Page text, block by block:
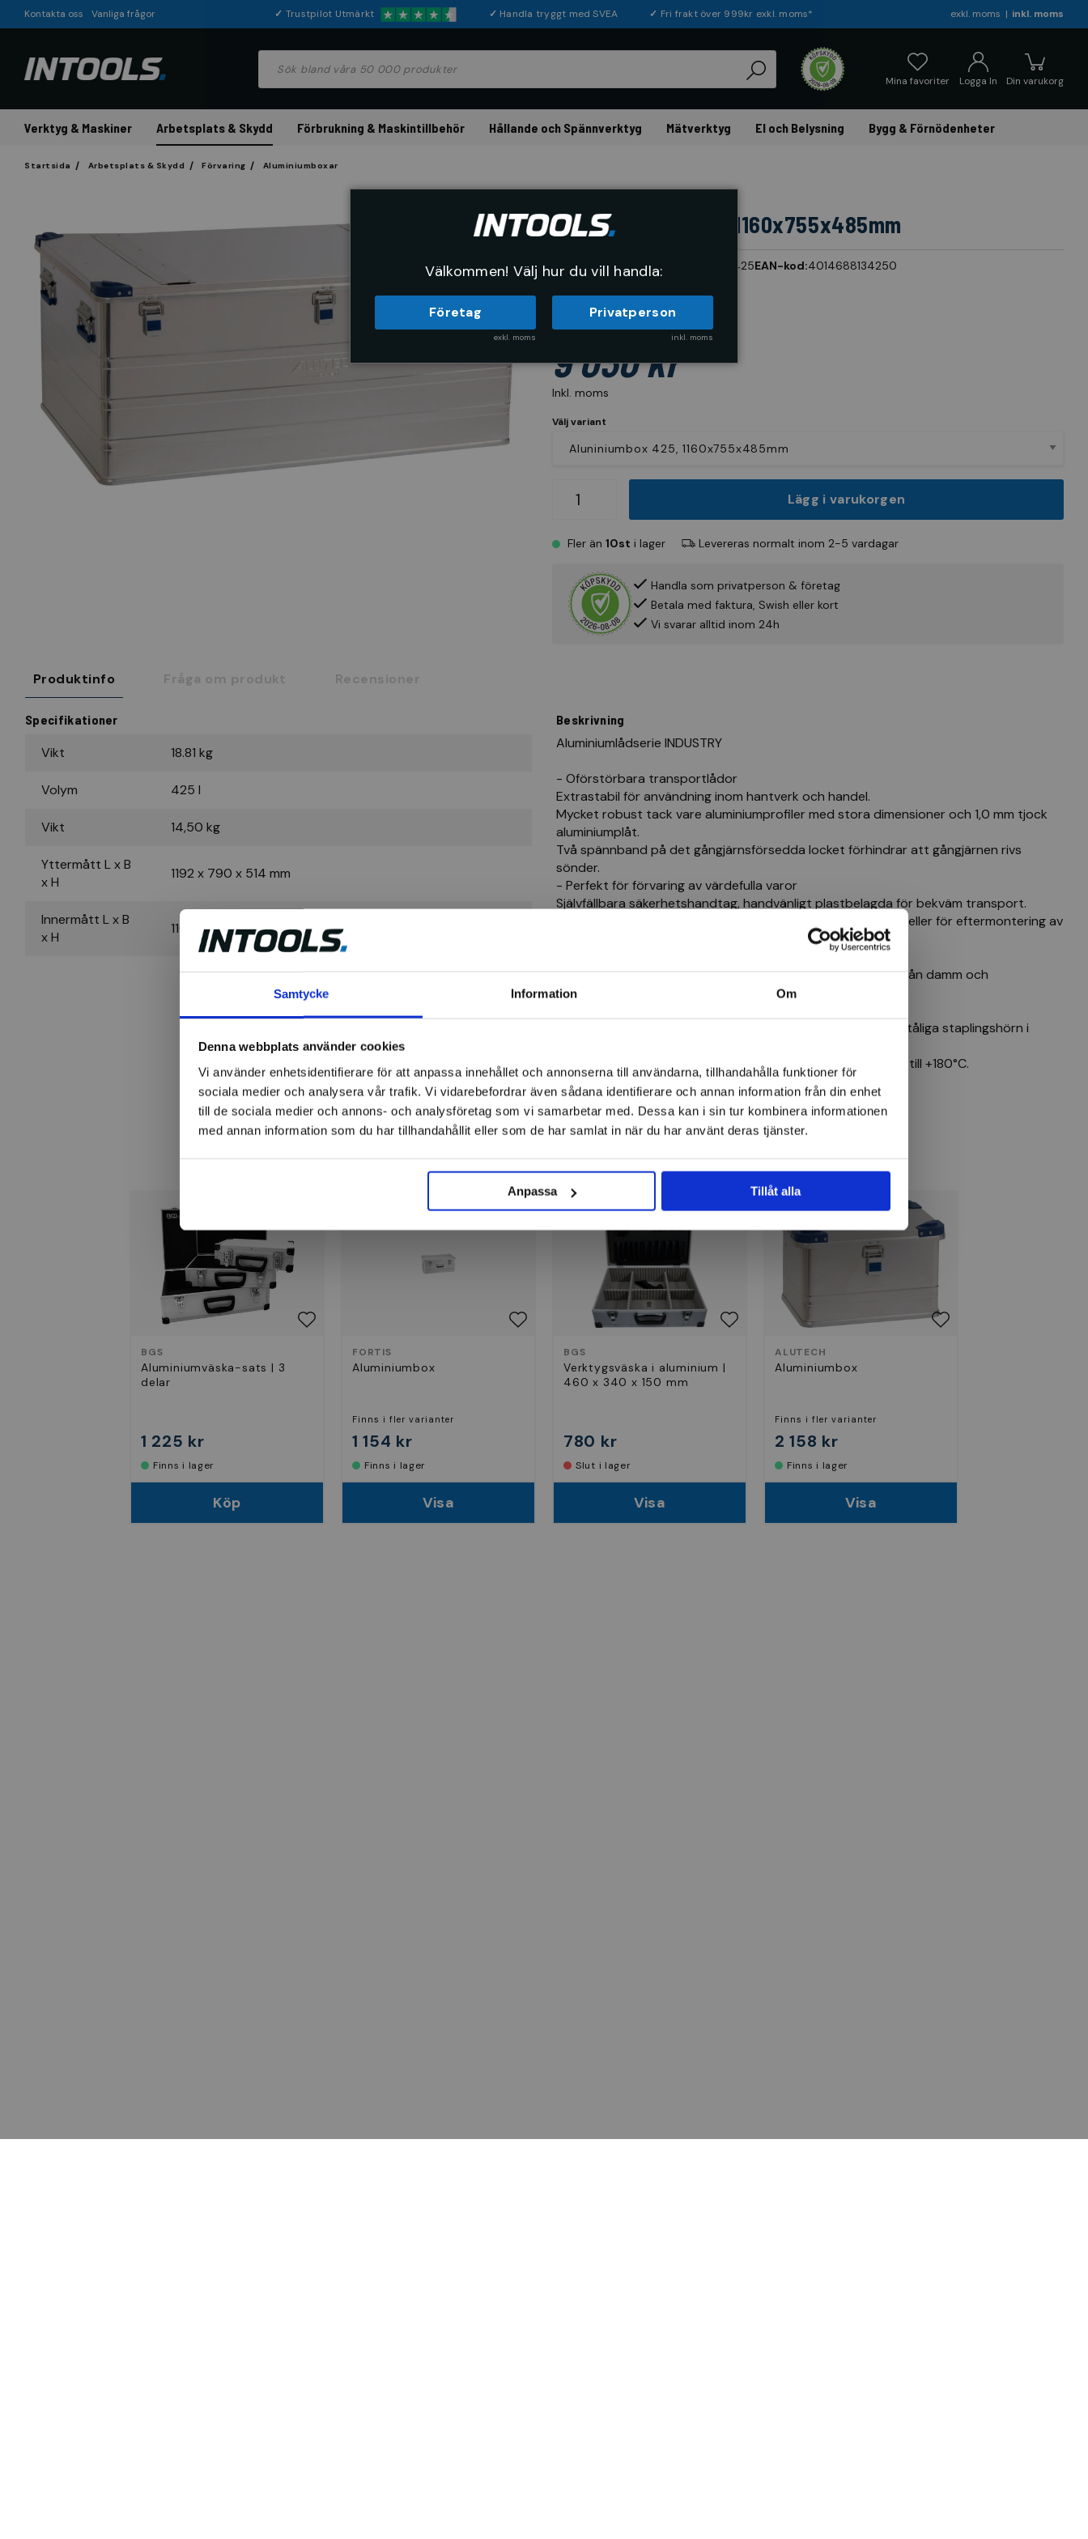
Samtycke Information Om
Denna webbplats använder cookies
Vi använder enhetsidentifierare för att anpassa innehållet och annonserna till användarna, tillhandahålla funktioner för
sociala medier och analysera vår trafik. Vi vidarebefordrar även sådana identifierare och annan information från din enhet
till de sociala medier och annons- och analysföretag som vi samarbetar med. Dessa kan i sin tur kombinera informationen
med annan information som du har tillhandahållit eller som de har samlat in när du har använt deras tjänster.
Anpassa Tillåt alla
exkl. moms inkl. moms
Kontakta oss Vanliga frågor ✓ Trustpilot Utmärkt ✓ Handla tryggt med SVEA ✓ Fri frakt över 999kr exkl. moms*
Din varukorg
Logga In
Mina favoriter
Verktyg & Maskiner Arbetsplats & Skydd Förbrukning & Maskintillbehör Hållande och Spännverktyg Mätverktyg El och Belysning Bygg & Förnödenheter
Startsida Arbetsplats & Skydd Förvaring Aluminiumboxar
Aluniniumbox 425, 1160x755x485mm
Artikelnr:73621415Tillverkarnr: 13425EAN-kod:4014688134250
Inkl. moms
9 030 kr
Välj variant
Lägg i varukorgen
Fler än 10st i lager Levereras normalt inom 2-5 vardagar
Handla som privatperson & företag
Betala med faktura, Swish eller kort
Vi svarar alltid inom 24h
Produktinfo Fråga om produkt Recensioner
Specifikationer
Vikt 18.81 kg
Volym 425 l
Vikt 14,50 kg
Yttermått L x B
x H
1192 x 790 x 514 mm
Innermått L x B
x H
1160 x 755 x 485 mm
Beskrivning
Aluminiumlådserie INDUSTRY
- Oförstörbara transportlådor
Extrastabil för användning inom hantverk och handel.
Mycket robust tack vare aluminiumprofiler med stora dimensioner och 1,0 mm tjock
aluminiumplåt.
Två spännband på det gångjärnsförsedda locket förhindrar att gångjärnen rivs
sönder.
- Perfekt för förvaring av värdefulla varor
Självfällbara säkerhetshandtag, handvänligt plastbelagda för bekväm transport.
Rejäla gångjärnslås med hål för hänglås eller plomberingslås eller för eftermontering av
- Korrosions-, väder- och temperaturbeständig
Omfattande gummitätning i lådprofilen skyddar innehållet från damm och
vattenstänk.
Alla lådor i INDUSTRY-serien är utrustade med robusta, slagtåliga staplingshörn i
Tillverkade av nylon/polyester för temperaturer från -40°C till +180°C.
ALUTEC aluminiumlåda D 415 1160x755x485mm
BGS
Aluminiumväska-sats | 3
delar
1 225 kr
Finns i lager
Köp
FORTIS
Aluminiumbox
Finns i fler varianter
1 154 kr
Finns i lager
Visa
BGS
Verktygsväska i aluminium |
460 x 340 x 150 mm
780 kr
Slut i lager
Visa
ALUTECH
Aluminiumbox
Finns i fler varianter
2 158 kr
Finns i lager
Visa
Välkommen! Välj hur du vill handla:
Företag
exkl. moms
Privatperson
inkl. moms